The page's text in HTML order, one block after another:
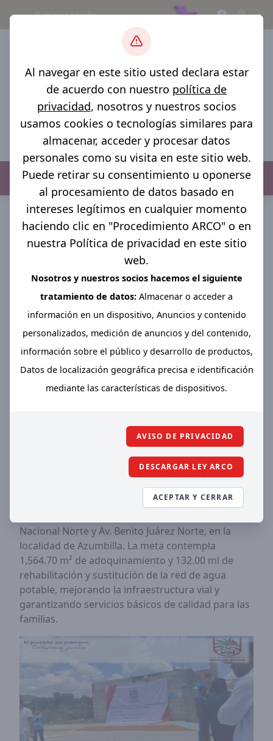
iniciar sesión
Menú
Inicio > Noticias > Presidencia Municipal >
Inauguracion
de Calle 5 de Mayo en Azumbilla
Inauguracion de
Calle 5 de Mayo en
Azumbilla
hace 11 meses | Presidencia Municipal Sistemas
El Presidente Municipal Rubén Tepole Huerta,
reafirma su compromiso con el desarrollo urbano
de Nicolás Bravo con el termino de la obra de
Nacional Norte y Av. Benito Juárez Norte, en la
localidad de Azumbilla. La meta contempla
1,564.70 m² de adoquinamiento y 132.00 ml de
rehabilitación y sustitución de la red de agua
potable, mejorando la infraestructura vial y
garantizando servicios básicos de calidad para las
familias.
Al navegar en este sitio usted declara estar
de acuerdo con nuestro política de
privacidad, nosotros y nuestros socios
usamos cookies o tecnologías similares para
almacenar, acceder y procesar datos
personales como su visita en este sitio web.
Puede retirar su consentimiento u oponerse
al procesamiento de datos basado en
intereses legítimos en cualquier momento
haciendo clic en "Procedimiento ARCO" o en
nuestra Política de privacidad en este sitio
web.
Nosotros y nuestros socios hacemos el siguiente
tratamiento de datos: Almacenar o acceder a
información en un dispositivo, Anuncios y contenido
personalizados, medición de anuncios y del contenido,
información sobre el público y desarrollo de productos,
Datos de localización geográfica precisa e identificación
mediante las características de dispositivos.
AVISO DE PRIVACIDAD
DESCARGAR LEY ARCO
ACEPTAR Y CERRAR